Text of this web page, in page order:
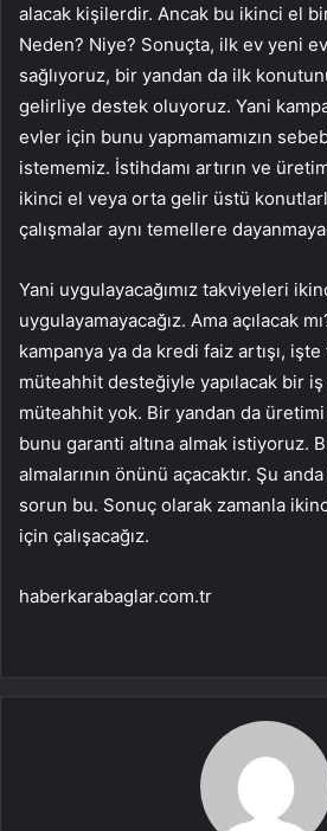
alacak kişilerdir. Ancak bu ikinci el
Neden? Niye? Sonuçta, ilk ev yeni
sağlıyoruz, bir yandan da ilk
gelirliye destek oluyoruz. Yani
evler için bunu yapmamamızın
istememiz. İstihdamı artırın ve
ikinci el veya orta gelir üstü
çalışmalar aynı temellere
Yani uygulayacağımız takviyeleri
uygulayamayacağız. Ama açılacak
kampanya ya da kredi faiz artışı,
müteahhit desteğiyle yapılacak bir
müteahhit yok. Bir yandan da
bunu garanti altına almak istiyoruz.
almalarının önünü açacaktır. Şu
sorun bu. Sonuç olarak zamanla
için çalışacağız.
haberkarabaglar.com.tr